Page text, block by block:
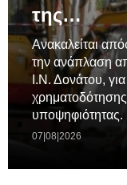
της…
Ανακαλείται
την ανάπλαση
Ι.Ν. Δονάτου,
υποψηφιότητας.
07|08|2026